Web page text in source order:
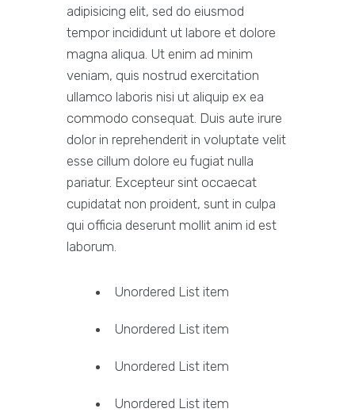
adipisicing elit, sed do eiusmod
tempor incididunt ut labore et dolore
magna aliqua. Ut enim ad minim
veniam, quis nostrud exercitation
ullamco laboris nisi ut aliquip ex ea
commodo consequat. Duis aute irure
dolor in reprehenderit in voluptate velit
esse cillum dolore eu fugiat nulla
pariatur. Excepteur sint occaecat
cupidatat non proident, sunt in culpa
qui officia deserunt mollit anim id est
laborum.
Unordered List item
Unordered List item
Unordered List item
Unordered List item